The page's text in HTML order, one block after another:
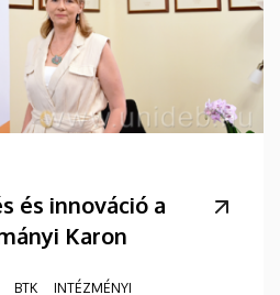
és innováció a
Karon
BTK INTÉZMÉNYI